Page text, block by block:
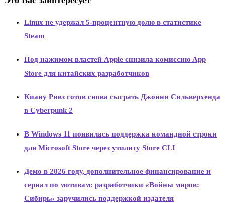
Linux не удержал 5-процентную долю в статистике
Steam
Под нажимом властей Apple снизила комиссию App
Store для китайских разработчиков
Киану Ривз готов снова сыграть Джонни Сильверхенда
в Cyberpunk 2
В Windows 11 появилась поддержка командной строки
для Microsoft Store через утилиту Store CLI
Демо в 2026 году, дополнительное финансирование и
сериал по мотивам: разработчики «Войны миров:
Сибирь» заручились поддержкой издателя